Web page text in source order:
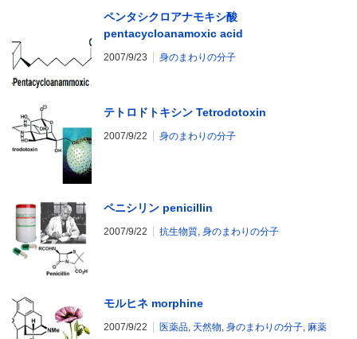
ペンタシクロアナモキシ酸
pentacycloanamoxic acid
2007/9/23 身のまわりの分子
テトロドトキシン Tetrodotoxin
2007/9/22 身のまわりの分子
ペニシリン penicillin
2007/9/22 抗生物質 身のまわりの分子
モルヒネ morphine
2007/9/22 医薬品 天然物 身のまわりの分子 麻薬